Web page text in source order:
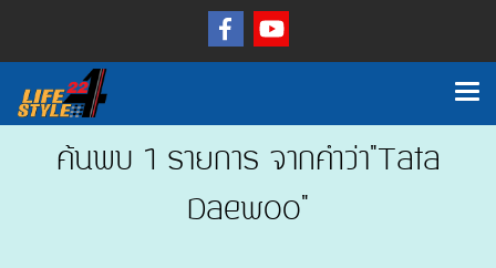
ค้นพบ 1 รายการ จากคำว่า"Tata
Daewoo"